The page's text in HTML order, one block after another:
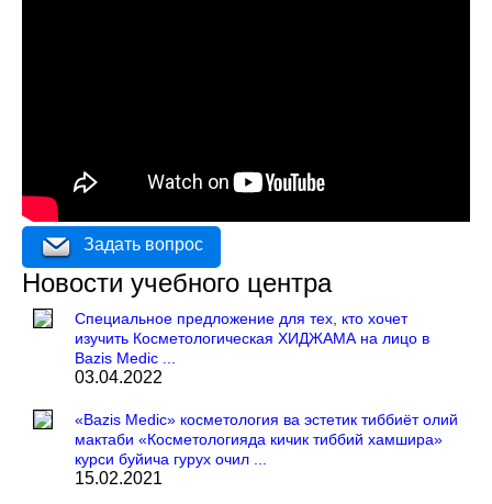
Задать вопрос
Новости учебного центра
Специальное предложение для тех, кто хочет
изучить Косметологическая ХИДЖАМА на лицо в
Bazis Medic ...
03.04.2022
«Bazis Medic» косметология ва эстетик тиббиёт олий
мактаби «Косметологияда кичик тиббий хамшира»
курси буйича гурух очил ...
15.02.2021